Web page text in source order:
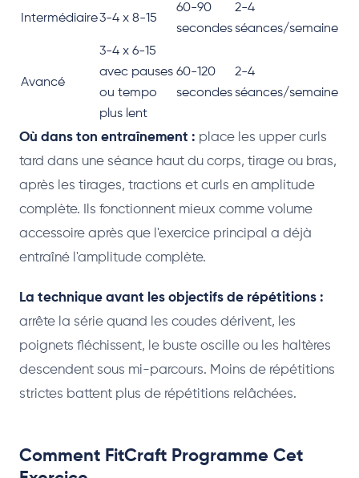
Intermédiaire3-4 x 8-15
60-90
secondes
2-4
séances/semaine
Avancé
3-4 x 6-15
avec pauses
ou tempo
plus lent
60-120
secondes
2-4
séances/semaine
Où dans ton entraînement : place les upper curls
tard dans une séance haut du corps, tirage ou bras,
après les tirages, tractions et curls en amplitude
complète. Ils fonctionnent mieux comme volume
accessoire après que l'exercice principal a déjà
entraîné l'amplitude complète.
La technique avant les objectifs de répétitions :
arrête la série quand les coudes dérivent, les
poignets fléchissent, le buste oscille ou les haltères
descendent sous mi-parcours. Moins de répétitions
strictes battent plus de répétitions relâchées.
Comment FitCraft Programme Cet